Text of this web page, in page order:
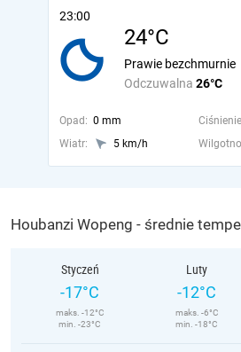
23:00
24°C
Odczuwalna 26°C
Prawie bezchmurnie
Opad: 0 mm
Wiatr:
5 km/h
Houbanzi Wopeng - średnie
Styczeń
-17°C
maks. -12°C
min. -23°C
Luty
-12°C
maks. -6°C
min. -18°C